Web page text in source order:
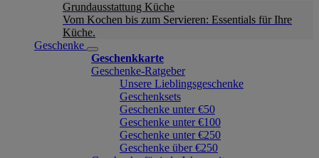
Grundausstattung Küche
Vom Kochen bis zum Servieren: Essentials für Ihre
Küche.
Geschenke
Geschenkkarte
Geschenke-Ratgeber
Unsere Lieblingsgeschenke
Geschenksets
Geschenke unter €50
Geschenke unter €100
Geschenke unter €250
Geschenke über €250